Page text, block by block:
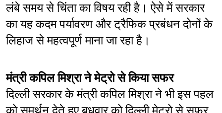
लंबे समय से चिंता का विषय रही है। ऐसे में सरकार
का यह कदम पर्यावरण और ट्रैफिक प्रबंधन दोनों के
लिहाज से महत्वपूर्ण माना जा रहा है।
मंत्री कपिल मिश्रा ने मेट्रो से किया सफर
दिल्ली सरकार के मंत्री कपिल मिश्रा ने भी इस पहल